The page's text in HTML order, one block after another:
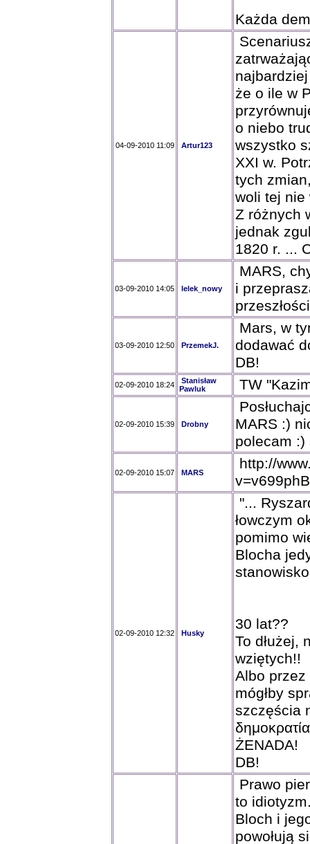
Każda
04-09-2010 11:09 Artur123
że o ile w
o niebo
wszystko
XXI w.
tych
woli tej nie
Z różnych
jednak
1820 r. ...
03-09-2010 14:05 lelek_nowy
MARS,
i
03-09-2010 12:50 PrzemekJ.
Mars, w
dodawać
DB!
02-09-2010 18:24
Stanisław
Pawluk
TW
02-09-2010 15:39 Drobny
MARS :)
polecam :)
02-09-2010 15:07 MARS
http://
02-09-2010 12:32 Husky
"...
łowczym
pomimo
Blocha
30 lat??
To dłużej,
wziętych!!
Albo przez
mógłby
szczęścia
ŻENADA!
DB!
Prawo
to
Bloch i
powołują